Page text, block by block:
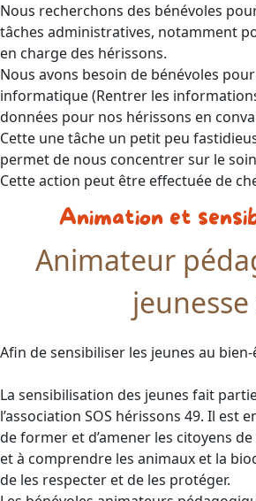
Nous recherchons des bénévoles
tâches administratives, notamment
en charge des hérissons.
Nous avons besoin de bénévoles
informatique (Rentrer les
données pour nos hérissons en
Cette une tâche un petit peu
permet de nous concentrer sur le
Cette action peut être effectuée de
Animation et
Animateur
jeunesse
Afin de sensibiliser les jeunes au
La sensibilisation des jeunes fait
l’association SOS hérissons 49. Il est
de former et d’amener les citoyens
et à comprendre les animaux et la
de les respecter et de les protéger.